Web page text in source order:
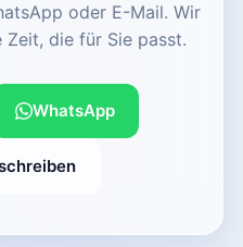
oder E-Mail. Wir
Zeit, die für Sie passt.
WhatsApp